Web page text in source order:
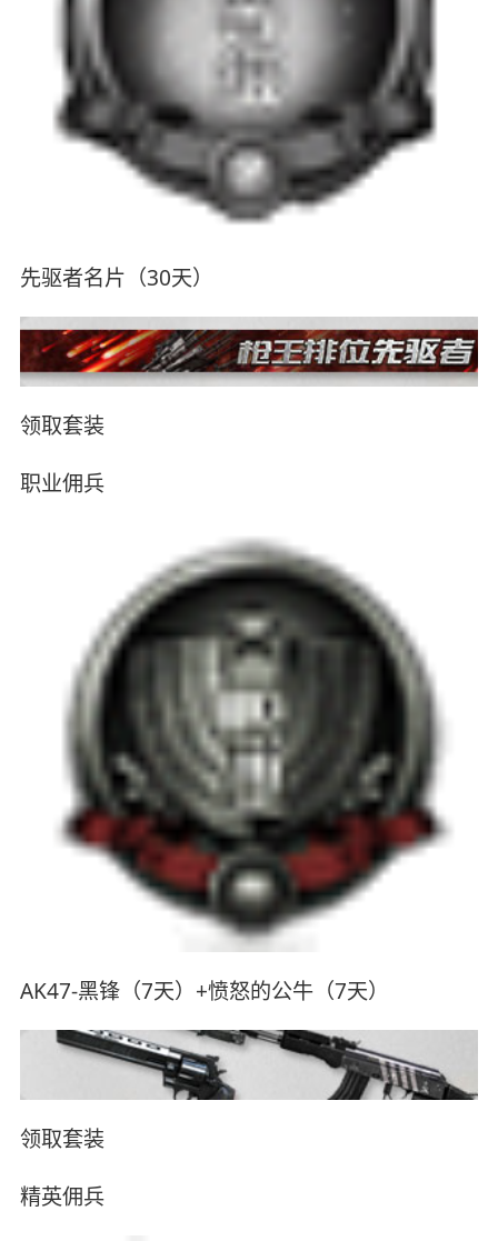
先驱者名片（30天）
领取套装
职业佣兵
AK47-黑锋（7天）+愤怒的公牛（7天）
领取套装
精英佣兵